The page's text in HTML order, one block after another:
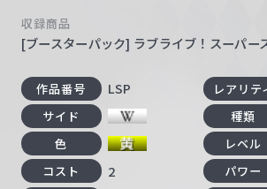
収録商品
[ブースターパック] ラブライブ！スーパー
作品番号 LSP レアリテ
サイド 種類
色 レベル
コスト 2 パワー